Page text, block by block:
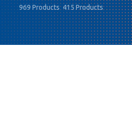
969 Products 415 Products